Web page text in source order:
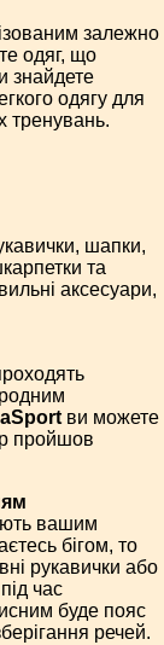
залежно
одяг, що
знайдете
одягу для
тренувань.
шапки,
та
аксесуари,
ви можете
пройшов
вашим
бігом, то
рукавички або
час
буде пояс
речей.